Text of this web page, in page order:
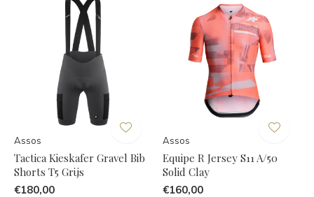
Assos
Tactica Kieskafer Gravel Bib
Shorts T5 Grijs
€180,00
Assos
Equipe R Jersey S11 A/50
Solid Clay
€160,00